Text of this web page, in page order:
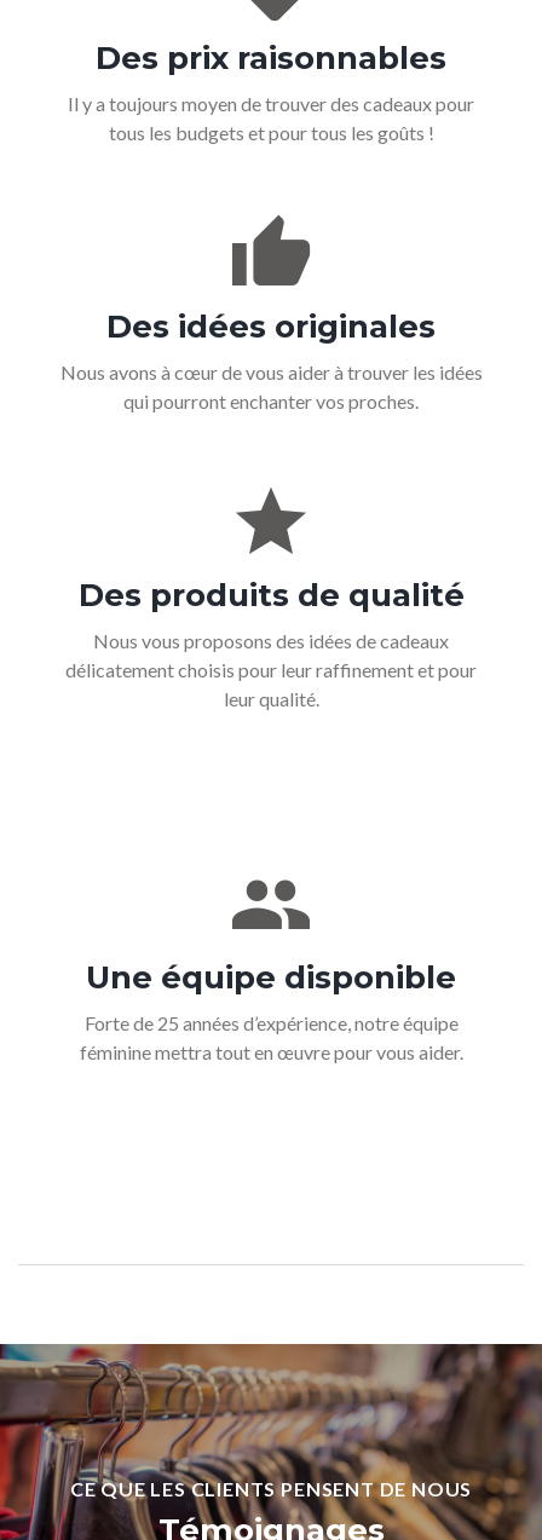
Des prix raisonnables
Il y a toujours moyen de trouver des cadeaux pour
tous les budgets et pour tous les goûts !
Des idées originales
Nous avons à cœur de vous aider à trouver les idées
qui pourront enchanter vos proches.
Des produits de qualité
Nous vous proposons des idées de cadeaux
délicatement choisis pour leur raffinement et pour
leur qualité.
Une équipe disponible
Forte de 25 années d’expérience, notre équipe
féminine mettra tout en œuvre pour vous aider.
CE QUE LES CLIENTS PENSENT DE NOUS
Témoignages